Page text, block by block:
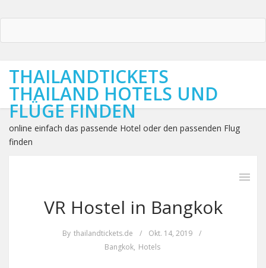
THAILANDTICKETS
THAILAND HOTELS UND
FLÜGE FINDEN
online einfach das passende Hotel oder den passenden Flug
finden
VR Hostel in Bangkok
By thailandtickets.de / Okt. 14, 2019
/
Bangkok, Hotels